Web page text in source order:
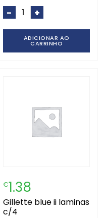
- +
ADICIONAR AO
CARRINHO
€1.38
gillette blue ii laminas
c/4